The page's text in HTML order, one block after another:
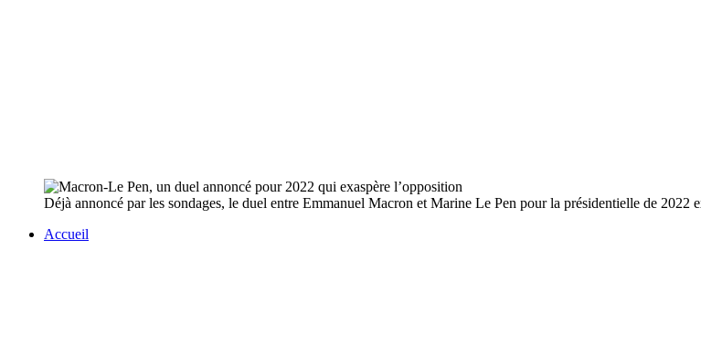
Déjà annoncé par les sondages, le duel entre Emmanuel Macron et Marine Le Pen pour la présidentielle de 2022
Accueil